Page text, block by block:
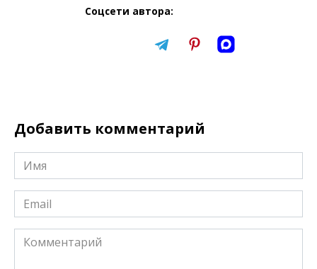
Соцсети автора:
Добавить комментарий
Имя
*
Email
*
Комментарий